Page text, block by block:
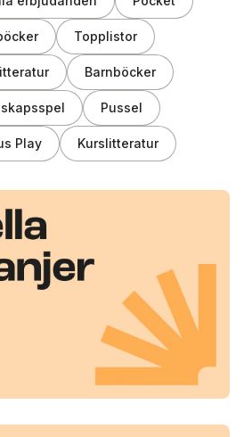
Topplistor
Barnböcker
Pussel
Play Kurslitteratur